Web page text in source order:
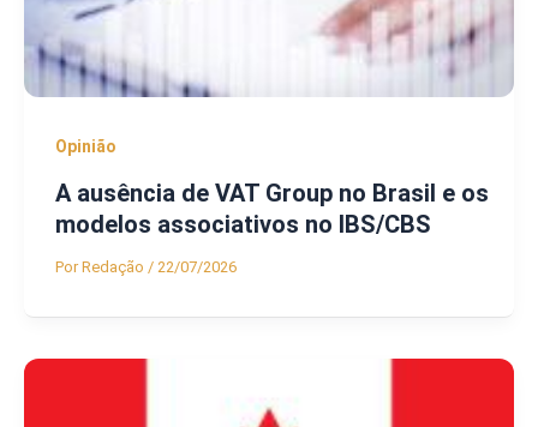
Opinião
A ausência de VAT Group no Brasil e os
modelos associativos no IBS/CBS
PorRedação / 22/07/2026